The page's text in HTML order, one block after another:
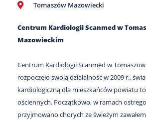
302Tomaszów Mazowiecki
Centrum Kardiologii Scanmed w
Mazowieckim
Centrum Kardiologii Scanmed w
rozpoczęło swoją działalność w 2009 r.,
kardiologiczną dla mieszkańców powiatu
ościennych. Początkowo, w ramach
przyjmowano chorych ze świeżym